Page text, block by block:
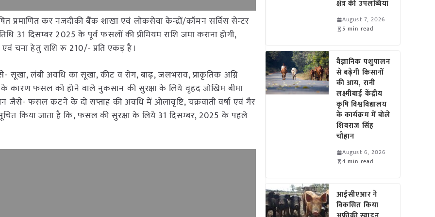
प्रमाणित कर नजदीकी बैंक शाखा एवं लोकसेवा केन्द्रों/कॉमन सर्विस सेन्टर
31 दिसम्बर 2025 के पूर्व फसलों की प्रीमियम राशि जमा कराना होगी,
चना हेतु राशि रू 210/- प्रति एकड़ है।
लंबी अवधि का सूखा, कीट व रोग, बाढ़, जलभराव, प्राकृतिक अग्नि
के कारण फसल को होने वाले नुकसान की सुरक्षा के लिये वृहद जोखिम बीमा
जैसे- फसल कटने के दो सप्ताह की अवधि में ओलावृष्टि, चक्रवाती वर्षा एवं गैर
किया जाता है कि, फसल की सुरक्षा के लिये 31 दिसम्बर, 2025 के पहले
क्षेत्र की उपलब्धियां
August 7, 2026
5 min read
वैज्ञानिक पशुपालन
से बढ़ेगी किसानों
की आय, रानी
लक्ष्मीबाई केंद्रीय
कृषि विश्वविद्यालय
के कार्यक्रम में बोले
शिवराज सिंह
चौहान
August 6, 2026
4 min read
आईसीएआर ने
विकसित किया